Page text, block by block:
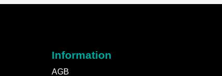
Information
AGB